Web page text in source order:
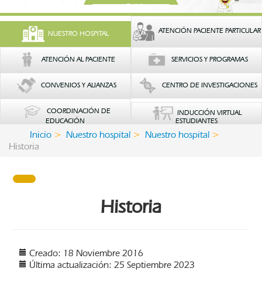
confiables
NUESTRO HOSPITAL ATENCIÓN PACIENTE PARTICULAR
ATENCIÓN AL PACIENTE SERVICIOS Y PROGRAMAS
CONVENIOS Y ALIANZAS CENTRO DE INVESTIGACIONES
COORDINACIÓN DE
EDUCACIÓN
INDUCCIÓN VIRTUAL
ESTUDIANTES
Inicio Nuestro hospital
Nuestro hospital
Historia
Historia
Creado: 18 Noviembre 2016
Última actualización: 25 Septiembre 2023